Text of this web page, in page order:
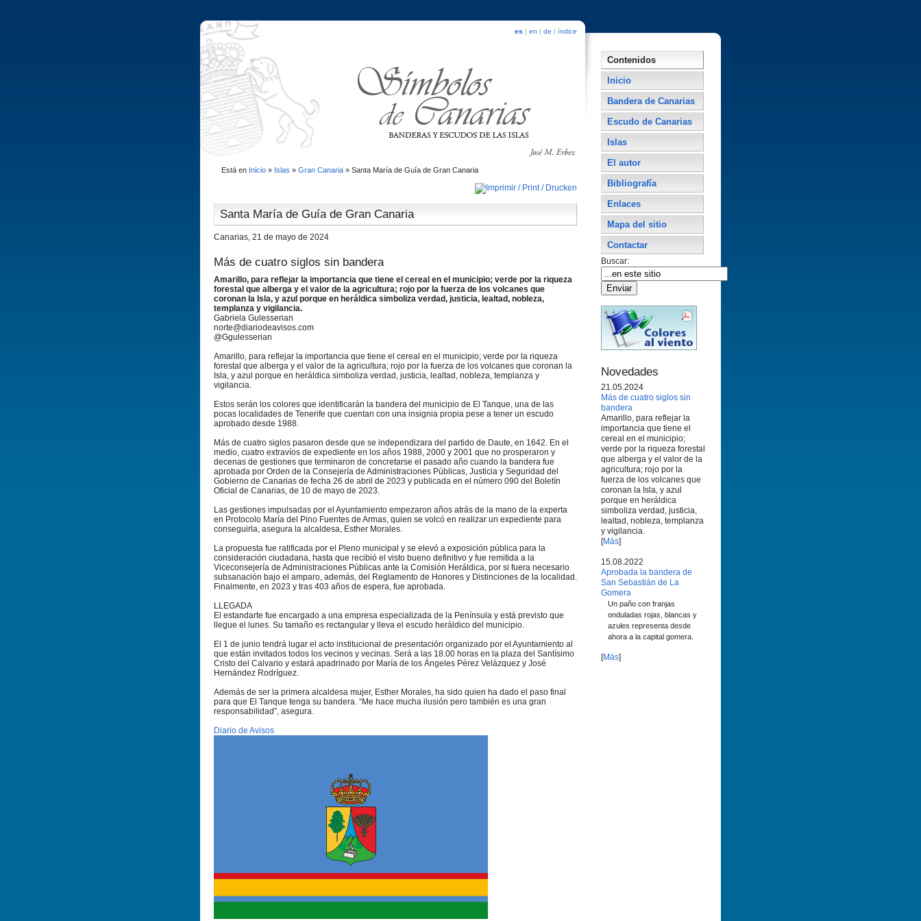
es | en | de | índice
Está en Inicio» Islas » Gran Canaria» Santa Marí­a de Guí­a de Gran Canaria
Santa Marí­a de Guí­a de Gran Canaria
Canarias, 21 de mayo de 2024
Más de cuatro siglos sin bandera
Amarillo, para reflejar la importancia que tiene el cereal en el municipio; verde por la riqueza
forestal que alberga y el valor de la agricultura; rojo por la fuerza de los volcanes que
coronan la Isla, y azul porque en heráldica simboliza verdad, justicia, lealtad, nobleza,
templanza y vigilancia.
Gabriela Gulesserian
norte@diariodeavisos.com
@Ggulesserian
Amarillo, para reflejar la importancia que tiene el cereal en el municipio; verde por la riqueza
forestal que alberga y el valor de la agricultura; rojo por la fuerza de los volcanes que coronan la
Isla, y azul porque en heráldica simboliza verdad, justicia, lealtad, nobleza, templanza y
vigilancia.
Estos serán los colores que identificarán la bandera del municipio de El Tanque, una de las
pocas localidades de Tenerife que cuentan con una insignia propia pese a tener un escudo
aprobado desde 1988.
Más de cuatro siglos pasaron desde que se independizara del partido de Daute, en 1642. En el
medio, cuatro extravíos de expediente en los años 1988, 2000 y 2001 que no prosperaron y
decenas de gestiones que terminaron de concretarse el pasado año cuando la bandera fue
aprobada por Orden de la Consejería de Administraciones Públicas, Justicia y Seguridad del
Gobierno de Canarias de fecha 26 de abril de 2023 y publicada en el número 090 del Boletín
Oficial de Canarias, de 10 de mayo de 2023.
Las gestiones impulsadas por el Ayuntamiento empezaron años atrás de la mano de la experta
en Protocolo María del Pino Fuentes de Armas, quien se volcó en realizar un expediente para
conseguirla, asegura la alcaldesa, Esther Morales.
La propuesta fue ratificada por el Pleno municipal y se elevó a exposición pública para la
consideración ciudadana, hasta que recibió el visto bueno definitivo y fue remitida a la
Viceconsejería de Administraciones Públicas ante la Comisión Heráldica, por si fuera necesario
subsanación bajo el amparo, además, del Reglamento de Honores y Distinciones de la localidad.
Finalmente, en 2023 y tras 403 años de espera, fue aprobada.
LLEGADA
El estandarte fue encargado a una empresa especializada de la Península y está previsto que
llegue el lunes. Su tamaño es rectangular y lleva el escudo heráldico del municipio.
El 1 de junio tendrá lugar el acto institucional de presentación organizado por el Ayuntamiento al
que están invitados todos los vecinos y vecinas. Será a las 18.00 horas en la plaza del Santísimo
Cristo del Calvario y estará apadrinado por María de los Ángeles Pérez Velázquez y José
Hernández Rodríguez.
Además de ser la primera alcaldesa mujer, Esther Morales, ha sido quien ha dado el paso final
para que El Tanque tenga su bandera. “Me hace mucha ilusión pero también es una gran
responsabilidad”, asegura.
Diario de Avisos
Contenidos
Inicio
Bandera de Canarias
Escudo de Canarias
Islas
El autor
Bibliografí­a
Enlaces
Mapa del sitio
Contactar
Buscar:
Novedades
21.05.2024
Más de cuatro siglos sin
bandera
Amarillo, para reflejar la
importancia que tiene el
cereal en el municipio;
verde por la riqueza forestal
que alberga y el valor de la
agricultura; rojo por la
fuerza de los volcanes que
coronan la Isla, y azul
porque en heráldica
simboliza verdad, justicia,
lealtad, nobleza, templanza
y vigilancia.
[Más]
15.08.2022
Aprobada la bandera de
San Sebastián de La
Gomera
Un paño con franjas
onduladas rojas, blancas y
azules representa desde
ahora a la capital gomera.
[Más]